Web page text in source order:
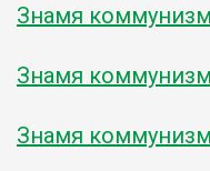
Знамя
Знамя
Знамя